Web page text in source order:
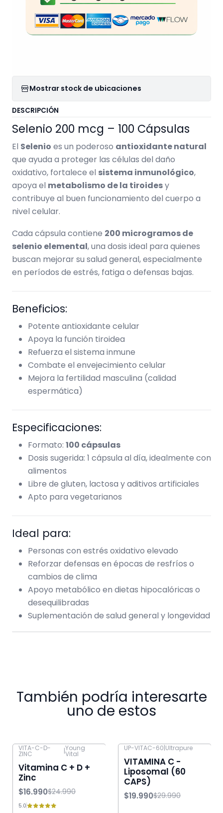
Mostrar stock de ubicaciones
DESCRIPCIÓN
Selenio 200 mcg – 100 Cápsulas
El Selenio es un poderoso antioxidante natural
que ayuda a proteger las células del daño
oxidativo, fortalece el sistema inmunológico,
apoya el metabolismo de la tiroidesy
contribuye al buen funcionamiento del cuerpo a
nivel celular.
Cada cápsula contiene 200 microgramos de
selenio elemental, una dosis ideal para quienes
buscan mejorar su salud general, especialmente
en períodos de estrés, fatiga o defensas bajas.
Beneficios:
Potente antioxidante celular
Apoya la función tiroidea
Refuerza el sistema inmune
Combate el envejecimiento celular
Mejora la fertilidad masculina (calidad
espermática)
Especificaciones:
Formato: 100 cápsulas
Dosis sugerida: 1 cápsula al día, idealmente con
alimentos
Libre de gluten, lactosa y aditivos artificiales
Apto para vegetarianos
Ideal para:
Personas con estrés oxidativo elevado
Reforzar defensas en épocas de resfríos o
cambios de clima
Apoyo metabólico en dietas hipocalóricas o
desequilibradas
Suplementación de salud general y longevidad
También podría interesarte
uno de estos
-32% OFF
VITA-C-D-
ZINC |Young
Vital
Vitamina C + D +
Zinc
$16.990$24.990
5.0
UP-VITAC-60|Ultrapure
VITAMINA C -
Liposomal (60
CAPS)
$19.990$29.990